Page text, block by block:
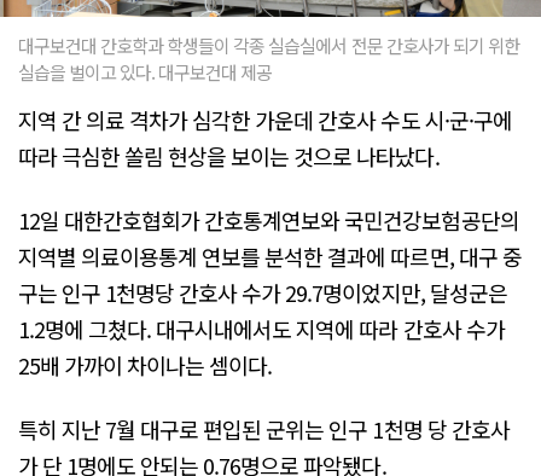
대구보건대 간호학과 학생들이 각종 실습실에서 전문 간호사가 되기 위한
실습을 벌이고 있다. 대구보건대 제공
지역 간 의료 격차가 심각한 가운데 간호사 수도 시·군·구에
따라 극심한 쏠림 현상을 보이는 것으로 나타났다.
12일 대한간호협회가 간호통계연보와 국민건강보험공단의
지역별 의료이용통계 연보를 분석한 결과에 따르면, 대구 중
구는 인구 1천명당 간호사 수가 29.7명이었지만, 달성군은
1.2명에 그쳤다. 대구시내에서도 지역에 따라 간호사 수가
25배 가까이 차이나는 셈이다.
특히 지난 7월 대구로 편입된 군위는 인구 1천명 당 간호사
가 단 1명에도 안되는 0.76명으로 파악됐다.